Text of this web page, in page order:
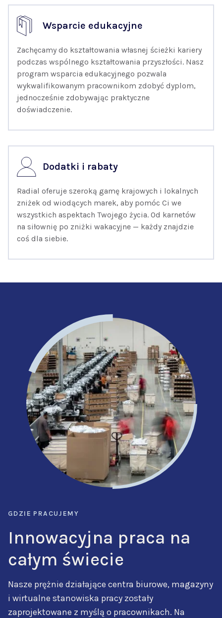
Wsparcie edukacyjne
Zachęcamy do kształtowania własnej ścieżki kariery
podczas wspólnego kształtowania przyszłości. Nasz
program wsparcia edukacyjnego pozwala
wykwalifikowanym pracownikom zdobyć dyplom,
jednocześnie zdobywając praktyczne
doświadczenie.
Dodatki i rabaty
Radial oferuje szeroką gamę krajowych i lokalnych
zniżek od wiodących marek, aby pomóc Ci we
wszystkich aspektach Twojego życia. Od karnetów
na siłownię po zniżki wakacyjne — każdy znajdzie
coś dla siebie.
GDZIE PRACUJEMY
Innowacyjna praca na
całym świecie
Nasze prężnie działające centra biurowe, magazyny
i wirtualne stanowiska pracy zostały
zaprojektowane z myślą o pracownikach. Na